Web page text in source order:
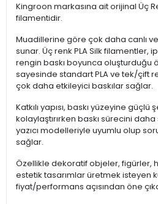
Kingroon markasına ait orijinal Üç
filamentidir.
Muadillerine göre çok daha canlı
sunar. Üç renk PLA Silk filamentler,
rengin baskı boyunca oluşturduğu
sayesinde standart PLA ve tek/çift
çok daha etkileyici baskılar sağlar.
Katkılı yapısı, baskı yüzeyine güçlü
kolaylaştırırken baskı sürecini
yazıcı modelleriyle uyumlu olup
sağlar.
Özellikle dekoratif objeler, figürler,
estetik tasarımlar üretmek isteyen
fiyat/performans açısından öne